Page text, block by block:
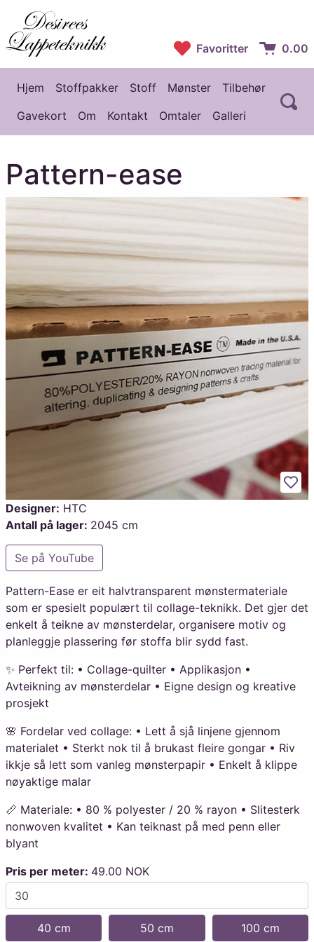
Desirees Lappeteknikk
Favoritter 0.00
Hovedmeny
Hjem Stoffpakker Stoff Mønster
Tilbehør
Gavekort
Om Kontakt Omtaler Galleri
Pattern-ease
Designer: HTC
Antall på lager: 2045 cm
Se på YouTube
Pattern-Ease er eit halvtransparent mønstermateriale
som er spesielt populært til collage-teknikk. Det gjer det
enkelt å teikne av mønsterdelar, organisere motiv og
planleggje plassering før stoffa blir sydd fast.
✨ Perfekt til: • Collage-quilter • Applikasjon •
Avteikning av mønsterdelar • Eigne design og kreative
prosjekt
🌸 Fordelar ved collage: • Lett å sjå linjene gjennom
materialet • Sterkt nok til å brukast fleire gongar • Riv
ikkje så lett som vanleg mønsterpapir • Enkelt å klippe
nøyaktige malar
📏 Materiale: • 80 % polyester / 20 % rayon • Slitesterk
nonwoven kvalitet • Kan teiknast på med penn eller
blyant
Pris per meter: 49.00 NOK
40 cm 50 cm 100 cm